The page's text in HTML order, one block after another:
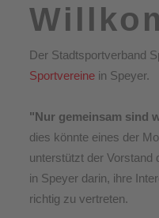
Der Stadtsportverband
Sportvereine in Speyer.
"Nur gemeinsam sind
dies könnte eines der
unterstützt der Vorstand
in Speyer darin, ihre
richtig zu vertreten.